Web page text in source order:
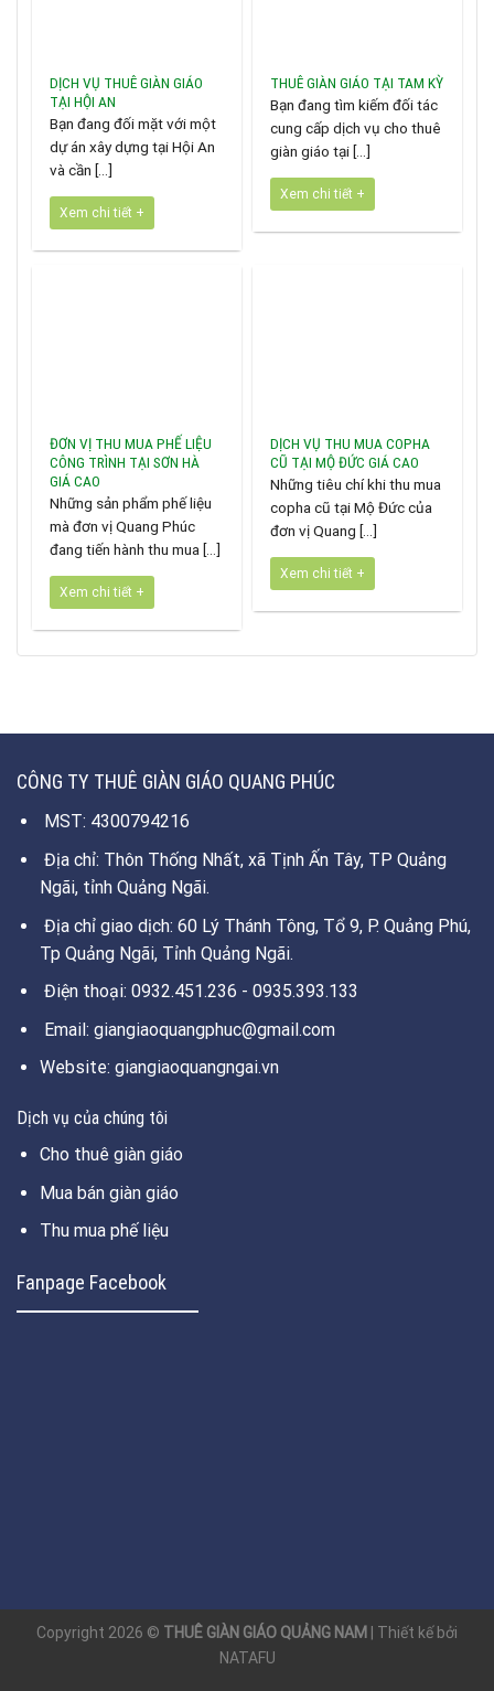
DỊCH VỤ THUÊ GIÀN GIÁO
TẠI HỘI AN
Bạn đang đối mặt với một
dự án xây dựng tại Hội An
và cần [...]
Xem chi tiết +
THUÊ GIÀN GIÁO TẠI TAM KỲ
Bạn đang tìm kiếm đối tác
cung cấp dịch vụ cho thuê
giàn giáo tại [...]
Xem chi tiết +
ĐƠN VỊ THU MUA PHẾ LIỆU
CÔNG TRÌNH TẠI SƠN HÀ
GIÁ CAO
Những sản phẩm phế liệu
mà đơn vị Quang Phúc
đang tiến hành thu mua [...]
Xem chi tiết +
DỊCH VỤ THU MUA COPHA
CŨ TẠI MỘ ĐỨC GIÁ CAO
Những tiêu chí khi thu mua
copha cũ tại Mộ Đức của
đơn vị Quang [...]
Xem chi tiết +
CÔNG TY THUÊ GIÀN GIÁO QUANG PHÚC
MST: 4300794216
Địa chỉ: Thôn Thống Nhất, xã Tịnh Ấn Tây, TP Quảng
Ngãi, tỉnh Quảng Ngãi.
Địa chỉ giao dịch: 60 Lý Thánh Tông, Tổ 9, P. Quảng Phú,
Tp Quảng Ngãi, Tỉnh Quảng Ngãi.
Điện thoại: 0932.451.236 - 0935.393.133
Email: giangiaoquangphuc@gmail.com
Website: giangiaoquangngai.vn
Dịch vụ của chúng tôi
Cho thuê giàn giáo
Mua bán giàn giáo
Thu mua phế liệu
Fanpage Facebook
Copyright 2026 © THUÊ GIÀN GIÁO QUẢNG NAM
| Thiết kế bởi
NATAFU